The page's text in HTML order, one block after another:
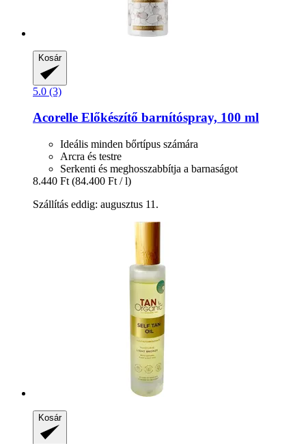
Kosár
5.0 (3)
Acorelle Előkészítő barnítóspray, 100 ml
Ideális minden bőrtípus számára
Arcra és testre
Serkenti és meghosszabbítja a barnaságot
8.440 Ft (84.400 Ft / l)
Szállítás eddig: augusztus 11.
Kosár